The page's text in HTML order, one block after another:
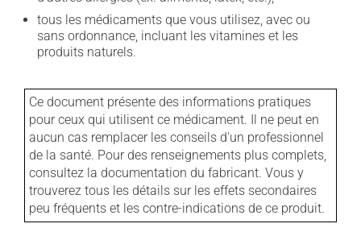
tous les médicaments que vous utilisez, avec ou
sans ordonnance, incluant les vitamines et les
produits naturels.
Ce document présente des informations pratiques
pour ceux qui utilisent ce médicament. Il ne peut en
aucun cas remplacer les conseils d'un professionnel
de la santé. Pour des renseignements plus complets,
consultez la documentation du fabricant. Vous y
trouverez tous les détails sur les effets secondaires
peu fréquents et les contre-indications de ce produit.